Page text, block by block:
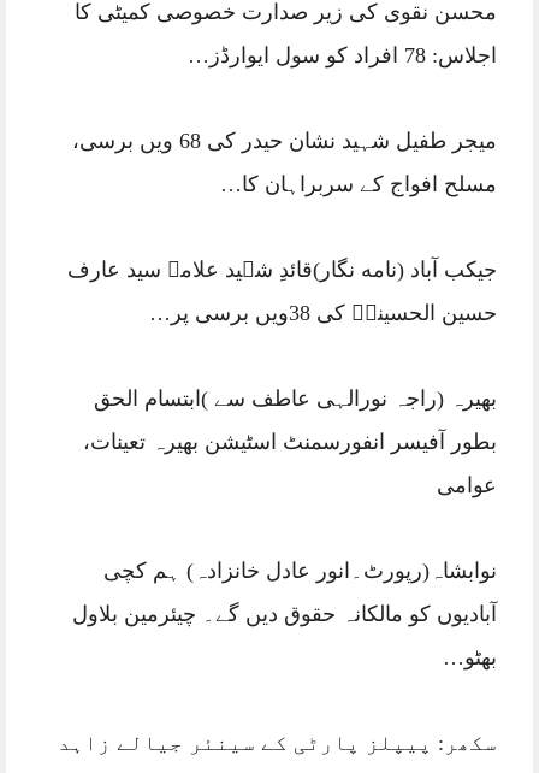
محسن نقوی کی زیر صدارت خصوصی کمیٹی کا
اجلاس: 78 افراد کو سول ایوارڈز…
میجر طفیل شہید نشان حیدر کی 68 ویں برسی،
مسلح افواج کے سربراہان کا…
جیکب آباد (نامه نگار)قائدِ شہید علامہ سید عارف
حسین الحسینیؒ کی 38ویں برسی پر…
بھیرہ (راجہ نورالہی عاطف سے )ابتسام الحق
بطور آفیسر انفورسمنٹ اسٹیشن بھیرہ تعینات،
عوامی
نوابشاہ(رپورٹ۔انور عادل خانزادہ) ہم کچی
آبادیوں کو مالکانہ حقوق دیں گے۔ چیئرمین بلاول
بھٹو…
سکھر: پیپلز پارٹی کے سینئر جیالے زاہد